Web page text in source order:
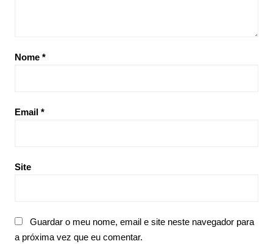
Nome *
Email *
Site
Guardar o meu nome, email e site neste navegador para
a próxima vez que eu comentar.